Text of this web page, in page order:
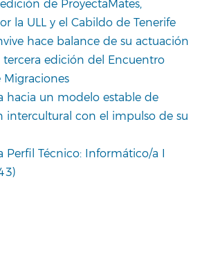
de ProyectaMates,
la ULL y el Cabildo de Tenerife
hace balance de su actuación
edición del Encuentro
Migraciones
hacia un modelo estable de
intercultural con el impulso de su
Perfil Técnico: Informático/a I